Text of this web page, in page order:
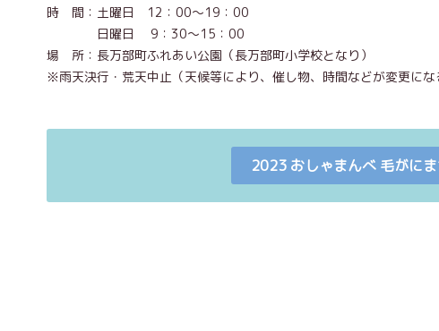
時 間：土曜日 12：00～19：00
日曜日 9：30～15：00
場 所：長万部町ふれあい公園（長万部町小学校となり）
※雨天決行・荒天中止（天候等により、催し物、時間などが変更にな
2023 おしゃまんべ 毛がに